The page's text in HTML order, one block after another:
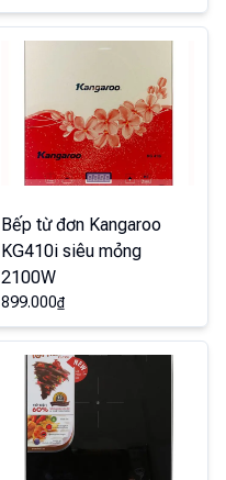
Bếp từ đơn Kangaroo
KG410i siêu mỏng
2100W
899.000₫